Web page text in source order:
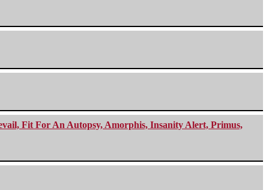
Fit For An Autopsy, Amorphis, Insanity Alert, Primus,